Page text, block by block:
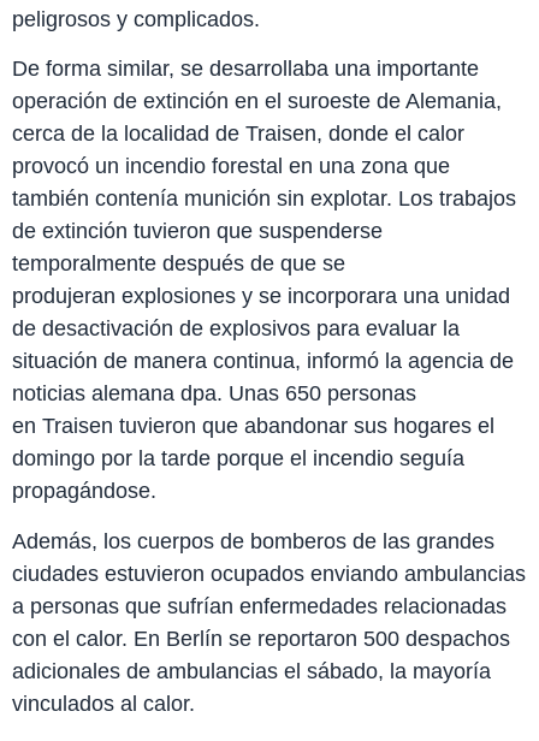
peligrosos y complicados.
De forma similar, se desarrollaba una importante
operación de extinción en el suroeste de Alemania,
cerca de la localidad de Traisen, donde el calor
provocó un incendio forestal en una zona que
también contenía munición sin explotar. Los trabajos
de extinción tuvieron que suspenderse
temporalmente después de que se
produjeran explosiones y se incorporara una unidad
de desactivación de explosivos para evaluar la
situación de manera continua, informó la agencia de
noticias alemana dpa. Unas 650 personas
en Traisen tuvieron que abandonar sus hogares el
domingo por la tarde porque el incendio seguía
propagándose.
Además, los cuerpos de bomberos de las grandes
ciudades estuvieron ocupados enviando ambulancias
a personas que sufrían enfermedades relacionadas
con el calor. En Berlín se reportaron 500 despachos
adicionales de ambulancias el sábado, la mayoría
vinculados al calor.